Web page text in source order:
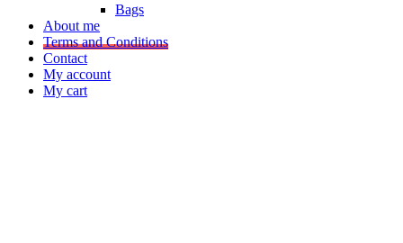
Bags
About me
Terms and Conditions
Contact
My account
My cart